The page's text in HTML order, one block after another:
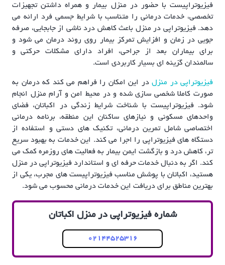
فیزیوتراپیست با حضور در منزل بیمار و همراه داشتن تجهیزات
تخصصی، خدمات درمانی را متناسب با شرایط جسمی فرد ارائه می
دهد. فیزیوتراپی در منزل باعث کاهش درد ناشی از جابجایی، صرفه
جویی در زمان و افزایش تمرکز بیمار روی روند درمان می شود و
برای بیماران بعد از جراحی، افراد دارای مشکلات حرکتی و
سالمندان گزینه ای بسیار کاربردی است.
فیزیوتراپی در منزل در این امکان را فراهم می کند که درمان به
صورت کاملا شخصی سازی شده و در محیط امن و آرام منزل انجام
شود. فیزیوتراپیست با شناخت شرایط زندگی در اکباتان، فضای
واحدهای مسکونی و نیازهای ساکنان این منطقه، برنامه درمانی
اختصاصی شامل تمرین درمانی، تکنیک های دستی و استفاده از
دستگاه های فیزیوتراپی را اجرا می کند. این خدمات به بهبود سریع
تر، کاهش درد و بازگشت ایمن بیمار به فعالیت های روزمره کمک می
کند. اگر به دنبال خدمات حرفه ای و استاندارد فیزیوتراپی در منزل
هستید، اکباتان با پوشش مناسب فیزیوتراپیست های مجرب، یکی از
بهترین مناطق برای دریافت این خدمات درمانی محسوب می شود.
شماره فیزیوتراپی در منزل اکباتان
02144525316